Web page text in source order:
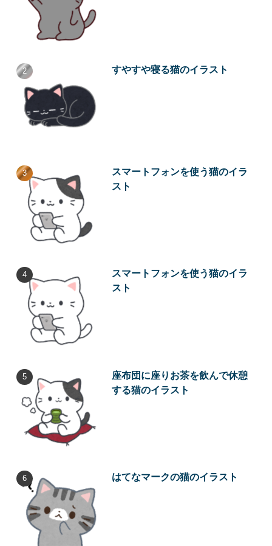
すやすや寝る猫のイラスト
スマートフォンを使う猫のイラ
スト
スマートフォンを使う猫のイラ
スト
座布団に座りお茶を飲んで休憩
する猫のイラスト
はてなマークの猫のイラスト